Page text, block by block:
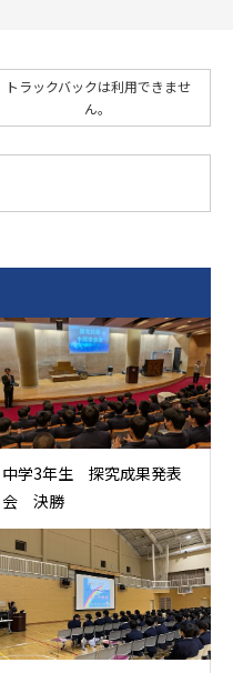
トラックバックは利用できませ
ん。
中学3年生 探究成果発表
会 決勝